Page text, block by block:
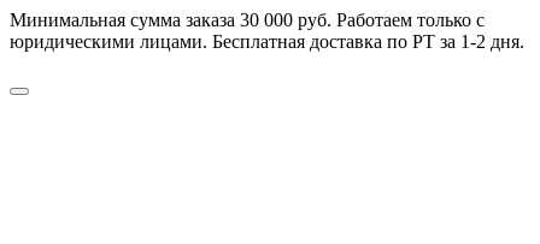
Минимальная сумма заказа 30 000 руб. Работаем только с
юридическими лицами. Бесплатная доставка по РТ за 1-2 дня.